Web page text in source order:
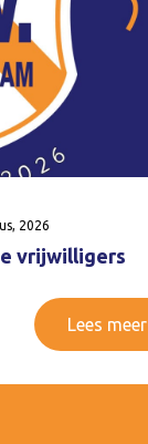
2026
vrijwilligers
Lees meer